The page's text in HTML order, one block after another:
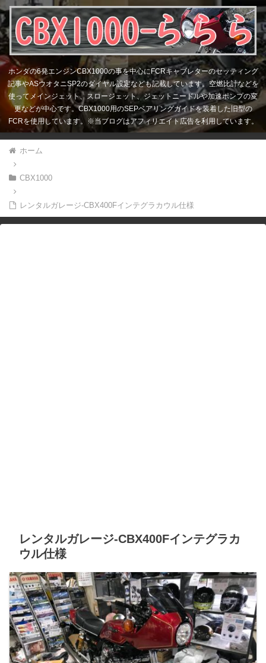
ホンダの6発エンジンCBX1000の事を中心にFCRキャブレターのセッティング
記事やASウオタニSP2のダイヤル設定なども記載しています。空燃比計などを
使ってメインジェット、スロージェット、ジェットニードルや加速ポンプの変
更などが中心です。CBX1000用のSEPベアリングガイドを装着した旧型の
FCRを使用しています。※当ブログはアフィリエイト広告を利用しています。
ホーム
CBX1000
レンタルガレージ-CBX400Fインテグラカウル仕様
レンタルガレージ-CBX400Fインテグラカ
ウル仕様